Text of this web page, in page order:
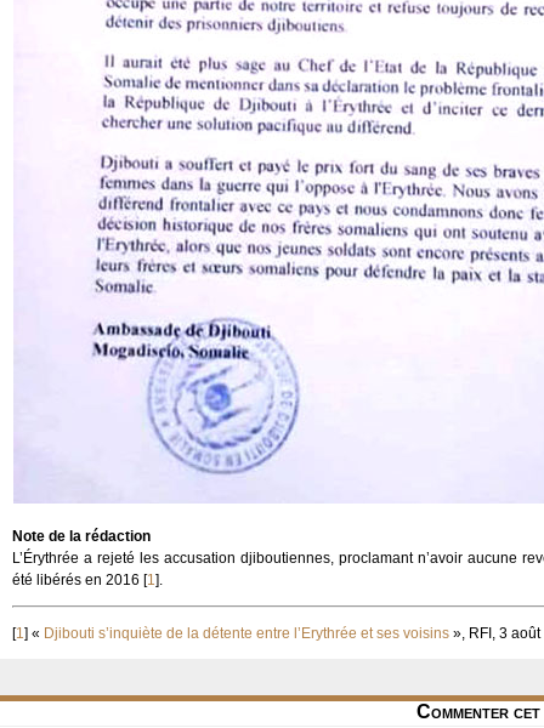
Note de la rédaction
L’Érythrée a rejeté les accusation djiboutiennes, proclamant n’avoir aucune
été libérés en 2016 [1].
[1] « Djibouti s’inquiète de la détente entre l’Erythrée et ses voisins », RFI, 3
Commenter